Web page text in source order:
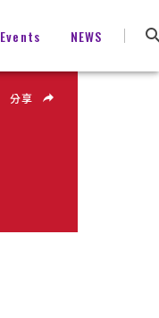
Events NEWS
分享